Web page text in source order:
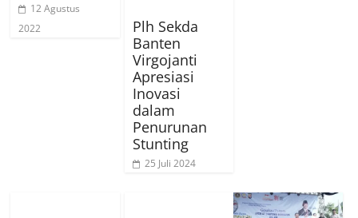
12 Agustus
2022
Plh Sekda
Banten
Virgojanti
Apresiasi
Inovasi
dalam
Penurunan
Stunting
25 Juli 2024